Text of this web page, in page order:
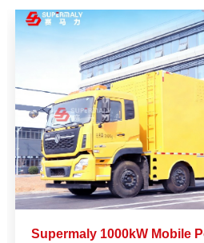
Supermaly 1000kW Mobile